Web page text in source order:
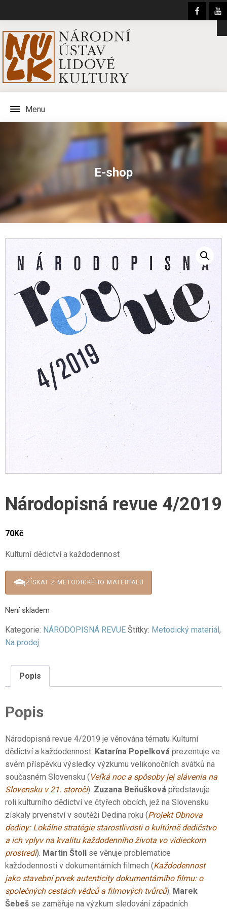
Menu
E-shop
Národopisná revue 4/2019
70Kč
Kulturní dědictví a každodennost
ZÍSKAT Z METODICKÉHO MATERIÁLU
Není skladem
Kategorie: NÁRODOPISNÁ REVUE Štítky: Metodický materiál ,
Na prodej
Popis
Popis
Národopisná revue 4/2019 je věnována tématu Kulturní
dědictví a každodennost. Katarína Popelková prezentuje ve
svém příspěvku výsledky výzkumu velikonočních svátků na
současném Slovensku ( Veľká noc a spôsoby jej slávenia na
Slovensku v 21. storočí). Zuzana Beňušková představuje
roli kulturního dědictví ve čtyřech obcích, jež na Slovensku
získaly prvenství v soutěži Dedina roku (Projekt Obnova
dediny: Lokálne stratégie starostlivosti o kultúrně dedičstvo
a ich vplyv na kvalitu každodenního života vo vidieckom
prostredí). Martin Štoll
se věnuje problematice
každodennosti v dokumentárních filmech (Každodennost
jako stavební prvek autenticity dokumentárního filmu: o
společných cestách vědců a filmových tvůrců). Marek
Šebeš se zaměřuje na výzkum sledování západních